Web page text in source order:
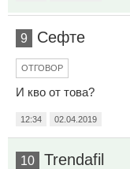
9 Сефте
ОТГОВОР
И кво от това?
12:34 02.04.2019
10 Trendafil